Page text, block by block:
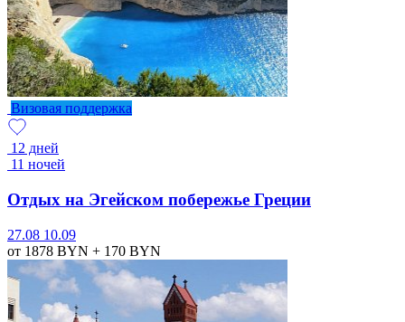
Визовая поддержка
12 дней
11 ночей
Отдых на Эгейском побережье Греции
27.08 10.09
от 1878 BYN + 170 BYN